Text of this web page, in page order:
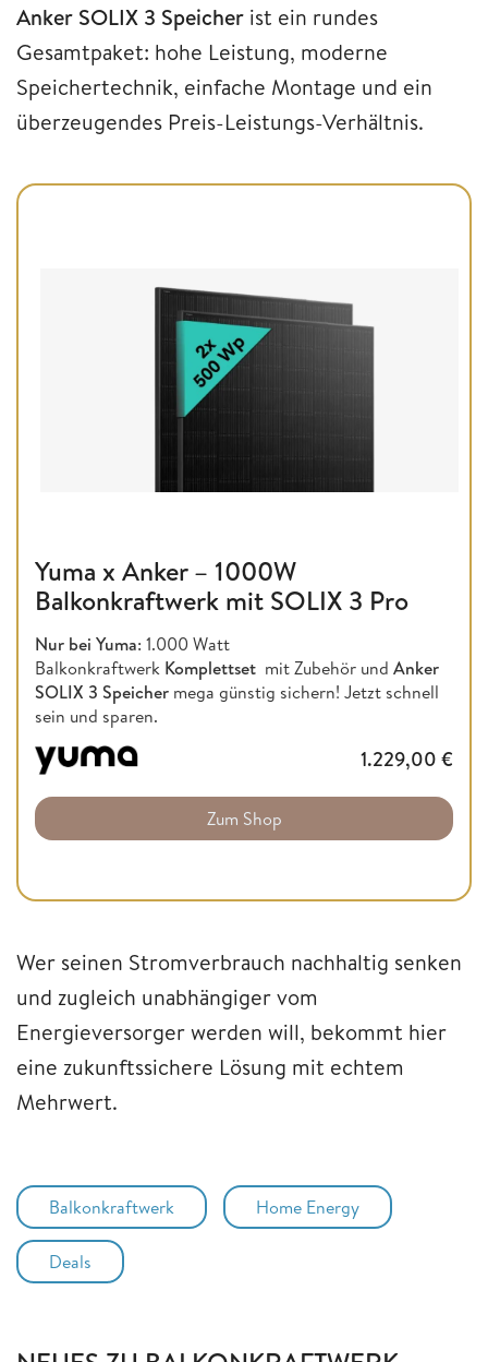
Anker SOLIX 3 Speicher ist ein rundes
Gesamtpaket: hohe Leistung, moderne
Speichertechnik, einfache Montage und ein
überzeugendes Preis-Leistungs-Verhältnis.
Yuma x Anker – 1000W
Balkonkraftwerk mit SOLIX 3 Pro
Nur bei Yuma: 1.000 Watt
Balkonkraftwerk Komplettset mit Zubehör und Anker
SOLIX 3 Speicher mega günstig sichern! Jetzt schnell
sein und sparen.
1.229,00 €
Zum Shop
Wer seinen Stromverbrauch nachhaltig senken
und zugleich unabhängiger vom
Energieversorger werden will, bekommt hier
eine zukunftssichere Lösung mit echtem
Mehrwert.
Balkonkraftwerk Home Energy
Deals